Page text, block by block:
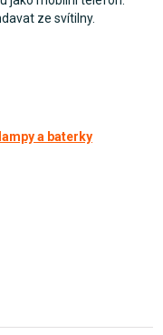
ze svítilny.
a baterky